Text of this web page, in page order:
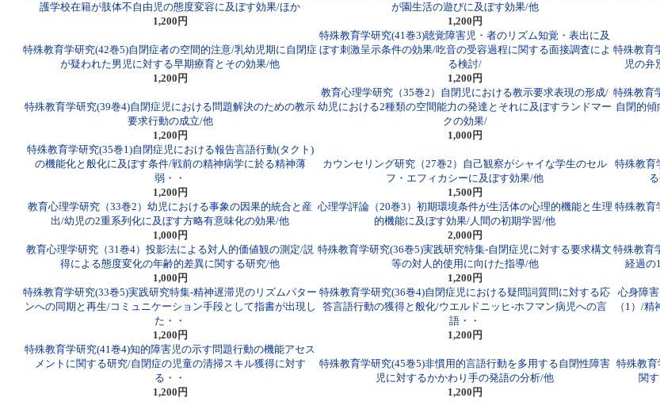
護学校在籍が肢体不自由児の態度変容に及ぼす効果/ほか
1,200円
が園生活の遊びに及ぼす効果/他
1,200円
特殊教育学研究(42巻5)自閉症者の空間的注意/乳幼児期に自閉症
が疑われた男児に対する早期療育とその効果/他
1,200円
特殊教育学研究(41巻3)聴覚障害児・者のリズム知覚・表出に及
ぼす刺激呈示条件の効果/吃音の受容過程に関する面接調査によ
る検討/
1,200円
特殊教育
児の弁
特殊教育学研究(39巻4)自閉症児における問題解決のための教示
要求行動の成立/他
1,200円
教育心理学研究（35巻2）自閉児における教示要求表現の形成/
幼児における2種類の空間能力の発達とそれに及ぼすランドマー
クの効果/
1,000円
特殊教育
自閉的
特殊教育学研究(35巻1)自閉症児における報告言語行動(タクト)
の機能化と般化に及ぼす条件/戦前の精神病学に於る精神薄
弱・・
1,200円
カウンセリング研究（27巻2）自己観察がシャイな学生のセル
フ・エフィカシーに及ぼす効果/他
1,500円
特殊教育
教育心理学研究（33巻2）幼児における事象の因果的統合と産
出/幼児の2重系列化に及ぼす方略有意味化の効果/他
1,000円
心理学評論（20巻3）初期環境条件が生活体の心理的機能と生理
的機能に及ぼす効果/人間の初期学習/他
2,000円
特殊教育
教育心理学研究（31巻4）投影法による対人的価値観の測定/説
得による態度変化の年齢的差異に関する研究/他
1,000円
特殊教育学研究(36巻5)実践研究特集-自閉症児に対する要求構文
等の対人的使用に向けた指導/他
1,200円
特殊教育
経過の
特殊教育学研究(33巻5)実践研究特集-精神遅滞児のリズムパター
ンへの同期と再生/コミュニケーション手段として指書が出現し
た・・
1,200円
特殊教育学研究(36巻4)自閉症児における疑問詞質問に対する応
答言語行動の獲得と般化/ウエルドニッヒ-ホフマン病児への言
語・・
1,200円
心身障
（1）/
特殊教育学研究(41巻4)知的障害児の示す問題行動の機能アセス
メントに関する研究/自閉症の児童の清掃スキル獲得に対す
る・・
1,200円
特殊教育学研究(45巻5)非慣用的言語行動を多用する自閉性障害
児に対するかかわり手の発語の分析/他
1,200円
特殊教育
関